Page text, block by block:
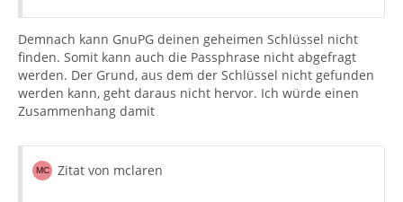
Demnach kann GnuPG deinen geheimen Schlüssel nicht
finden. Somit kann auch die Passphrase nicht abgefragt
werden. Der Grund, aus dem der Schlüssel nicht gefunden
werden kann, geht daraus nicht hervor. Ich würde einen
Zusammenhang damit
Zitat von mclaren